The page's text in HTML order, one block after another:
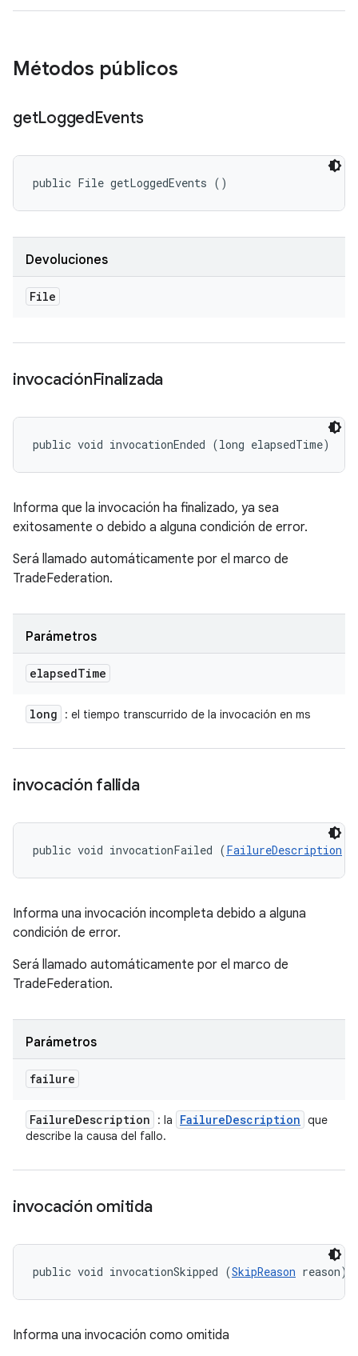
Métodos públicos
getLoggedEvents
public File getLoggedEvents ()
Devoluciones
File
invocaciónFinalizada
public void invocationEnded (long elapsedTime)
Informa que la invocación ha finalizado, ya sea
exitosamente o debido a alguna condición de error.
Será llamado automáticamente por el marco de
TradeFederation.
Parámetros
elapsedTime
long : el tiempo transcurrido de la invocación en ms
invocación fallida
public void invocationFailed (FailureDescription
Informa una invocación incompleta debido a alguna
condición de error.
Será llamado automáticamente por el marco de
TradeFederation.
Parámetros
failure
FailureDescription : la FailureDescription que
describe la causa del fallo.
invocación omitida
public void invocationSkipped (SkipReason reason)
Informa una invocación como omitida